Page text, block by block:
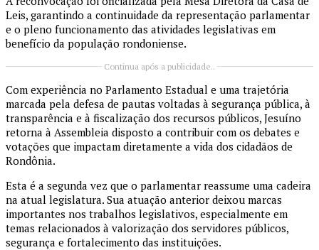
Leis, garantindo a continuidade da representação parlamentar
e o pleno funcionamento das atividades legislativas em
benefício da população rondoniense.
Continua após a publicidade..
Com experiência no Parlamento Estadual e uma trajetória
marcada pela defesa de pautas voltadas à segurança pública, à
transparência e à fiscalização dos recursos públicos, Jesuíno
retorna à Assembleia disposto a contribuir com os debates e
votações que impactam diretamente a vida dos cidadãos de
Rondônia.
Esta é a segunda vez que o parlamentar reassume uma cadeira
na atual legislatura. Sua atuação anterior deixou marcas
importantes nos trabalhos legislativos, especialmente em
temas relacionados à valorização dos servidores públicos,
segurança e fortalecimento das instituições.